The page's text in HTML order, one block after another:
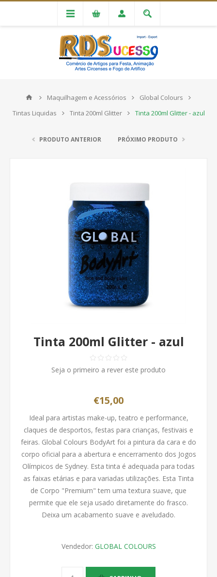
Maquilhagem e Acessórios
Global Colours
Tintas Liquidas
Tinta 200ml Glitter Tinta 200ml Glitter - azul
PRODUTO ANTERIOR PRÓXIMO PRODUTO
Tinta 200ml Glitter - azul
Seja o primeiro a rever este produto
€15,00
Ideal para artistas make-up, teatro e performance,
claques de desportos, festas para crianças, festivais e
feiras. Global Colours BodyArt foi a pintura da cara e do
corpo oficial para a abertura e encerramento dos Jogos
Olímpicos de Sydney. Esta tinta é adequada para todas
as faixas etárias e para variadas utilizações. Esta Tinta
de Corpo "Premium" tem uma textura suave, que
permite que ele seja usado diretamente do frasco.
Deixa um acabamento suave e aveludado.
Vendedor: GLOBAL COLOURS